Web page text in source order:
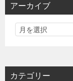
アーカイブ
カテゴリー